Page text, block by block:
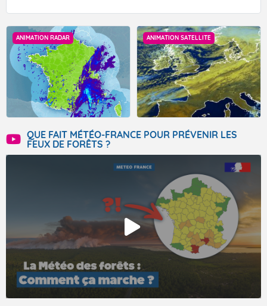
ANIMATION RADAR ANIMATION SATELLITE
QUE FAIT MÉTÉO-FRANCE POUR PRÉVENIR LES
FEUX DE FORÊTS ?